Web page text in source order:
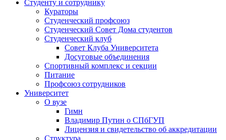
Студенту и сотруднику
Кураторы
Студенческий профсоюз
Студенческий Совет Дома студентов
Студенческий клуб
Совет Клуба Университета
Досуговые объединения
Спортивный комплекс и секции
Питание
Профсоюз сотрудников
Университет
О вузе
Гимн
Владимир Путин о СПбГУП
Лицензия и свидетельство об аккредитации
Структура